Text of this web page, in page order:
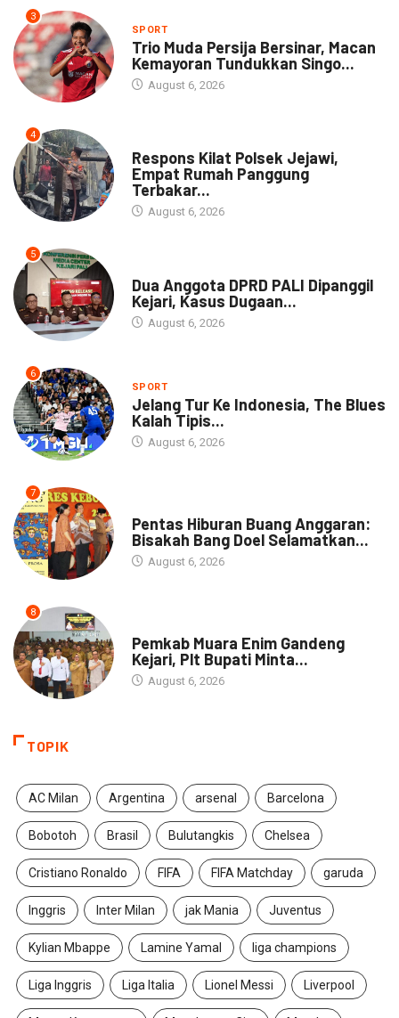
3
SPORT
Trio Muda Persija Bersinar, Macan
Kemayoran Tundukkan Singo...
August 6, 2026
4
Respons Kilat Polsek Jejawi,
Empat Rumah Panggung
Terbakar...
August 6, 2026
5
Dua Anggota DPRD PALI Dipanggil
Kejari, Kasus Dugaan...
August 6, 2026
6
SPORT
Jelang Tur Ke Indonesia, The Blues
Kalah Tipis...
August 6, 2026
7
Pentas Hiburan Buang Anggaran:
Bisakah Bang Doel Selamatkan...
August 6, 2026
8
Pemkab Muara Enim Gandeng
Kejari, Plt Bupati Minta...
August 6, 2026
TOPIK
AC Milan Argentina arsenal Barcelona
Bobotoh Brasil Bulutangkis Chelsea
Cristiano Ronaldo FIFA FIFA Matchday garuda
Inggris Inter Milan jak Mania Juventus
Kylian Mbappe Lamine Yamal liga champions
Liga Inggris Liga Italia Lionel Messi Liverpool